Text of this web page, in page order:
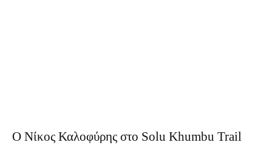
Ο Νίκος Καλοφύρης στο Solu Khumbu Trail